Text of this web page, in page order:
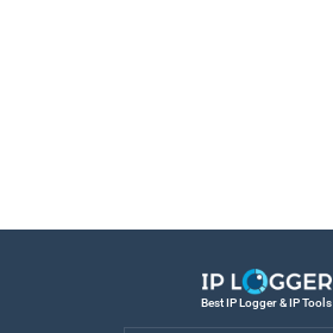
Best IP Logger & IP Tools